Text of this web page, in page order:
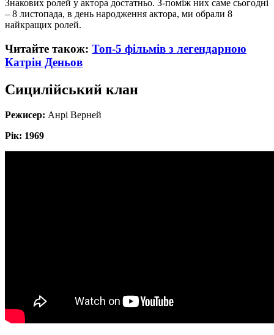
Знакових ролей у актора достатньо. З-поміж них саме сьогодні
– 8 листопада, в день народження актора, ми обрали 8
найкращих ролей.
Читайте також: Топ-5 фільмів з легендарною
Катрін Деньов
Сицилійський клан
Режисер: Анрі Верней
Рік: 1969